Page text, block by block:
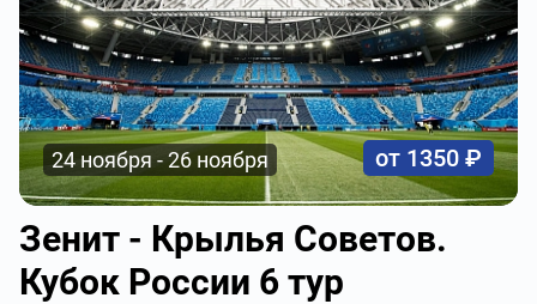
24 ноября - 26 ноября от 1350 ₽
Зенит - Крылья Советов.
Кубок России 6 тур